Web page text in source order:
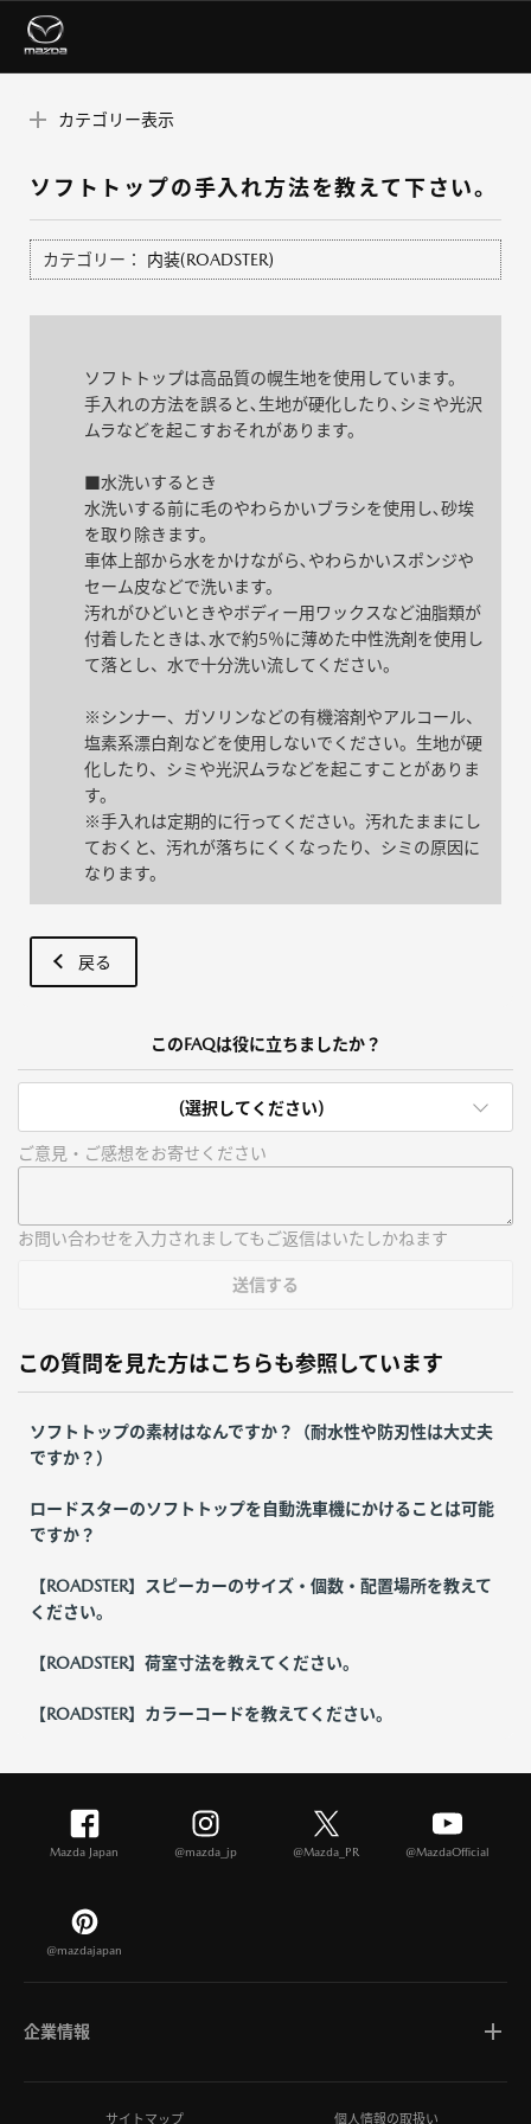
カテゴリー表示
ソフトトップの手入れ方法を教えて下さい。
カテゴリー： 内装(ROADSTER)
ソフトトップは高品質の幌生地を使用しています。
手入れの方法を誤ると､生地が硬化したり､シミや光沢
ムラなどを起こすおそれがあります。
■水洗いするとき
水洗いする前に毛のやわらかいブラシを使用し､砂埃
を取り除きます。
車体上部から水をかけながら､やわらかいスポンジや
セーム皮などで洗います。
汚れがひどいときやボディー用ワックスなど油脂類が
付着したときは､水で約5％に薄めた中性洗剤を使用し
て落とし、水で十分洗い流してください。
※シンナー、ガソリンなどの有機溶剤やアルコール、
塩素系漂白剤などを使用しないでください。生地が硬
化したり、シミや光沢ムラなどを起こすことがありま
す。
※手入れは定期的に行ってください。汚れたままにし
ておくと、汚れが落ちにくくなったり、シミの原因に
なります。
戻る
このFAQは役に立ちましたか？
(選択してください)
ご意見・ご感想をお寄せください
お問い合わせを入力されましてもご返信はいたしかねます
送信する
この質問を見た方はこちらも参照しています
ソフトトップの素材はなんですか？（耐水性や防刃性は大丈夫
ですか？）
ロードスターのソフトトップを自動洗車機にかけることは可能
ですか？
【ROADSTER】スピーカーのサイズ・個数・配置場所を教えて
ください。
【ROADSTER】荷室寸法を教えてください。
【ROADSTER】カラーコードを教えてください。
Mazda Japan @mazda_jp @Mazda_PR @MazdaOfficial
@mazdajapan
企業情報
マツダについてサイトマップ 個人情報の取扱い